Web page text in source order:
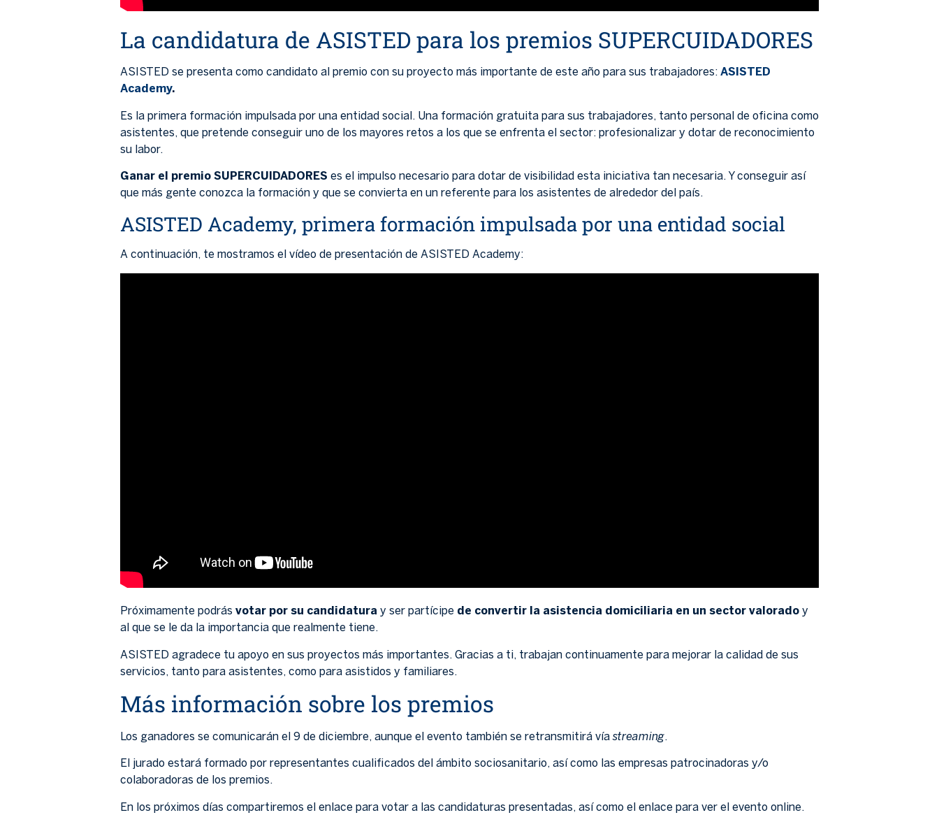
La candidatura de ASISTED para los premios SUPERCUIDADORES
ASISTED se presenta como candidato al premio con su proyecto más importante de este año para sus trabajadores: ASISTED
Academy.
Es la primera formación impulsada por una entidad social. Una formación gratuita para sus trabajadores, tanto personal de oficina como
asistentes, que pretende conseguir uno de los mayores retos a los que se enfrenta el sector: profesionalizar y dotar de reconocimiento
su labor.
Ganar el premio SUPERCUIDADORES es el impulso necesario para dotar de visibilidad esta iniciativa tan necesaria. Y conseguir así
que más gente conozca la formación y que se convierta en un referente para los asistentes de alrededor del país.
ASISTED Academy, primera formación impulsada por una entidad social
A continuación, te mostramos el vídeo de presentación de ASISTED Academy:
Próximamente podrás votar por su candidatura y ser partícipe de convertir la asistencia domiciliaria en un sector valorado y
al que se le da la importancia que realmente tiene.
ASISTED agradece tu apoyo en sus proyectos más importantes. Gracias a ti, trabajan continuamente para mejorar la calidad de sus
servicios, tanto para asistentes, como para asistidos y familiares.
Más información sobre los premios
Los ganadores se comunicarán el 9 de diciembre, aunque el evento también se retransmitirá víastreaming.
El jurado estará formado por representantes cualificados del ámbito sociosanitario, así como las empresas patrocinadoras y/o
colaboradoras de los premios.
En los próximos días compartiremos el enlace para votar a las candidaturas presentadas, así como el enlace para ver el evento online.